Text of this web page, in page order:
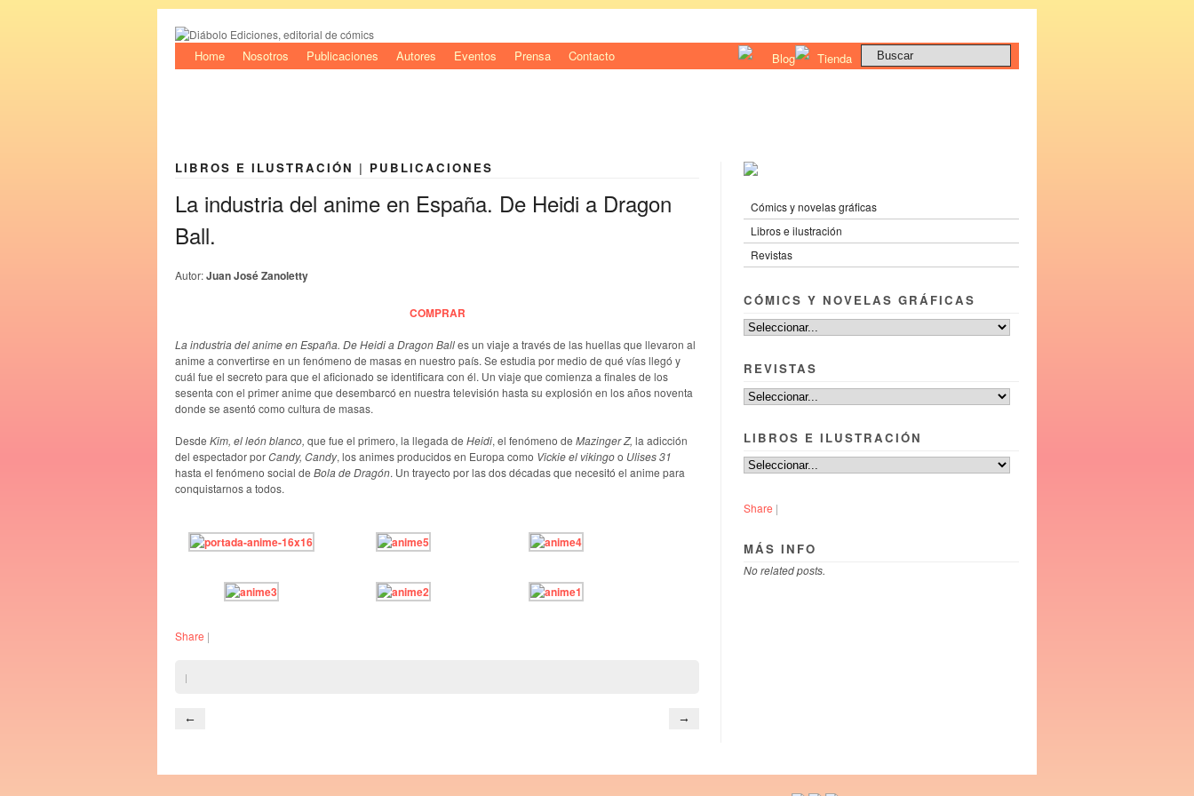
Home Nosotros Publicaciones Autores Eventos Prensa Contacto
LIBROS E ILUSTRACIÓN | PUBLICACIONES
La industria del anime en España. De Heidi a Dragon
Ball.
Autor:Juan José Zanoletty
COMPRAR
La industria del anime en España. De Heidi a Dragon Balles un viaje a través de las huellas que llevaron al
anime a convertirse en un fenómeno de masas en nuestro país. Se estudia por medio de qué vías llegó y
cuál fue el secreto para que el aficionado se identificara con él. Un viaje que comienza a finales de los
sesenta con el primer anime que desembarcó en nuestra televisión hasta su explosión en los años noventa
donde se asentó como cultura de masas.
Desde Kim, el león blanco, que fue el primero, la llegada de Heidi, el fenómeno de Mazinger Z, la adicción
del espectador porCandy, Candy, los animes producidos en Europa como Vickie el vikingoo Ulises 31
hasta el fenómeno social de Bola de Dragón. Un trayecto por las dos décadas que necesitó el anime para
conquistarnos a todos.
Share |
|
← →
Cómics y novelas gráficas
Libros e ilustración
Revistas
CÓMICS Y NOVELAS GRÁFICAS
REVISTAS
LIBROS E ILUSTRACIÓN
Share |
MÁS INFO
No related posts.